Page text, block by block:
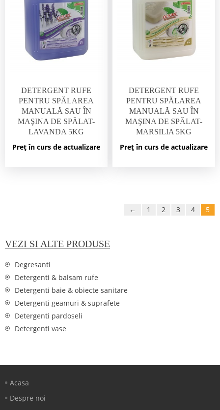
DETERGENT RUFE
PENTRU SPĂLAREA
MANUALĂ SAU ÎN
MAŞINA DE SPĂLAT-
LAVANDA 5KG
Preț în curs de actualizare
DETERGENT RUFE
PENTRU SPĂLAREA
MANUALĂ SAU ÎN
MAŞINA DE SPĂLAT-
MARSILIA 5KG
Preț în curs de actualizare
← 1 2 3 4 5
VEZI SI ALTE PRODUSE
Degresanti
Detergenti & balsam rufe
Detergenti baie & obiecte sanitare
Detergenti geamuri & suprafete
Detergenti pardoseli
Detergenti vase
Acasa
Despre noi